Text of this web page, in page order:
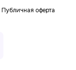
Публичная оферта